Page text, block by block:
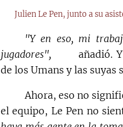
Julien Le Pen, junto a su
"Y en eso, mi
jugadores",
añadió.
de los Umans y las suyas
Ahora, eso no
el equipo, Le Pen no